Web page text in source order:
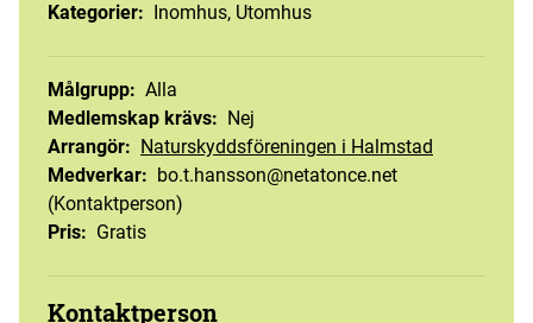
Kategorier: Inomhus, Utomhus
Målgrupp: Alla
Medlemskap krävs: Nej
Arrangör: Naturskyddsföreningen i Halmstad
Medverkar: bo.t.hansson@netatonce.net
(Kontaktperson)
Pris: Gratis
Kontaktperson